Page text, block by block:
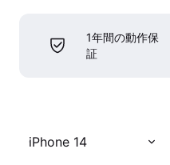
1年間の動作保
証
iPhone 14